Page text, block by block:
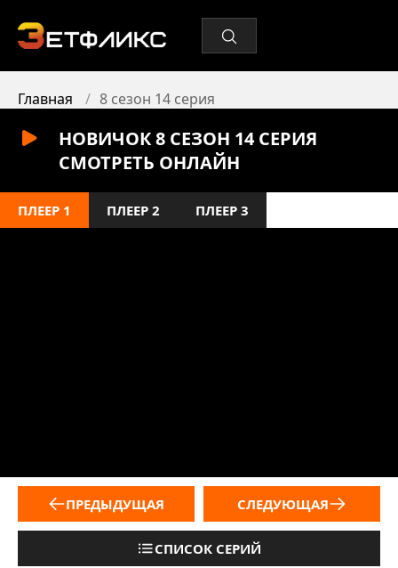
Главная 8 сезон 14 серия
НОВИЧОК 8 СЕЗОН 14 СЕРИЯ
СМОТРЕТЬ ОНЛАЙН
ПЛЕЕР 1 ПЛЕЕР 2 ПЛЕЕР 3
ПРЕДЫДУЩАЯ
СПИСОК СЕРИЙ
СЛЕДУЮЩАЯ